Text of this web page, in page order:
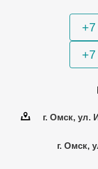
г. Омск, ул.
г. Омск,